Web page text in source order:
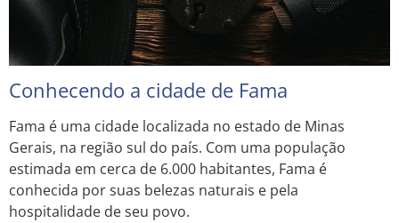
Conhecendo a cidade de Fama
Fama é uma cidade localizada no estado de Minas
Gerais, na região sul do país. Com uma população
estimada em cerca de 6.000 habitantes, Fama é
conhecida por suas belezas naturais e pela
hospitalidade de seu povo.